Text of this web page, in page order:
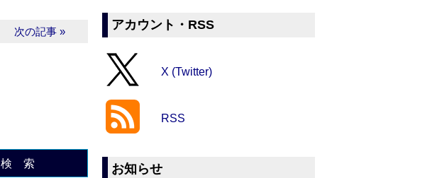
次の記事 »
検 索
アカウント・RSS
X (Twitter)
RSS
お知らせ